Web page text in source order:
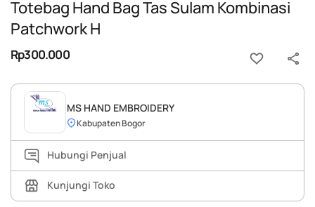
Totebag Hand Bag Tas Sulam Kombinasi
Patchwork H
Rp300.000
MS HAND EMBROIDERY
Kabupaten Bogor
Hubungi Penjual
Kunjungi Toko